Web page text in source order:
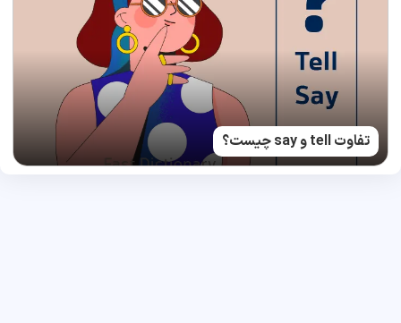
تفاوت tell و say چیست؟